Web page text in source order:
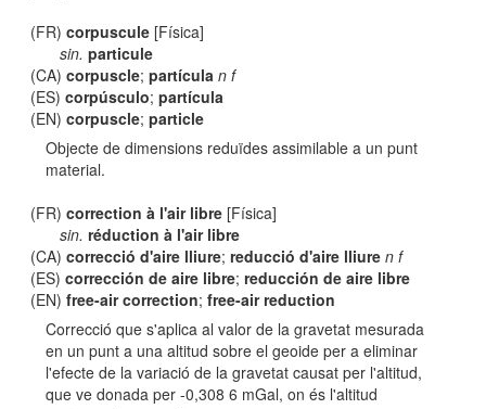
(FR)corpuscule [Física]
sin. particule
(CA)corpuscle;partícula n f
(ES)corpúsculo;partícula
(EN)corpuscle;particle
Objecte de dimensions reduïdes assimilable a un punt
material.
(FR)correction à l'air libre [Física]
sin. réduction à l'air libre
(CA)correcció d'aire lliure;reducció d'aire lliure n f
(ES)corrección de aire libre;reducción de aire libre
(EN)free-air correction;free-air reduction
Correcció que s'aplica al valor de la gravetat mesurada
en un punt a una altitud sobre el geoide per a eliminar
l'efecte de la variació de la gravetat causat per l'altitud,
que ve donada per -0,308 6 mGal, on és l'altitud